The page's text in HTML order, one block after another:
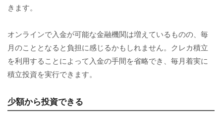
きます。
オンラインで入金が可能な金融機関は増えているものの、毎
月のこととなると負担に感じるかもしれません。クレカ積立
を利用することによって入金の手間を省略でき、毎月着実に
積立投資を実行できます。
少額から投資できる